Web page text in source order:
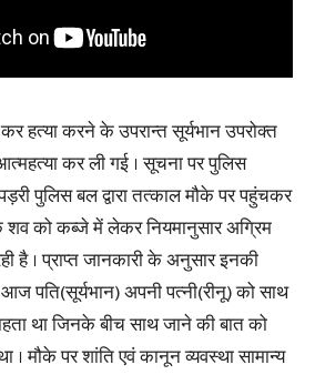
कर हत्या करने के उपरान्त सूर्यभान उपरोक्त
कर ली गई । सूचना पर पुलिस
पुलिस बल द्वारा तत्काल मौके पर पहुंचकर
शव को कब्जे में लेकर नियमानुसार अग्रिम
है । प्राप्त जानकारी के अनुसार इनकी
आज पति(सूर्यभान) अपनी पत्नी(रीनू) को साथ
था जिनके बीच साथ जाने की बात को
। मौके पर शांति एवं कानून व्यवस्था सामान्य